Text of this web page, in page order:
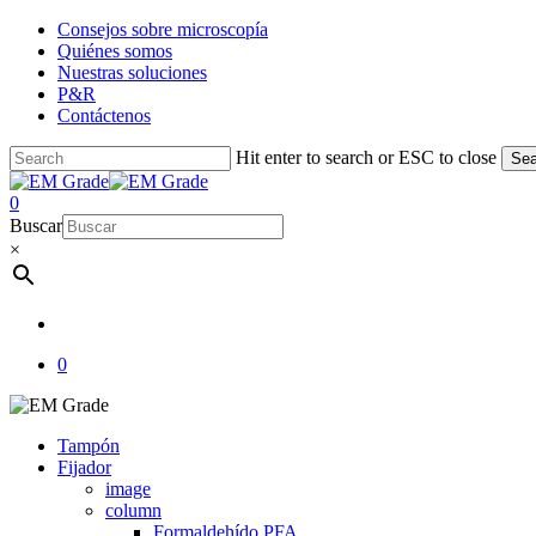
Skip
main
content
Consejos sobre microscopía
Quiénes somos
Nuestras soluciones
P&R
Contáctenos
Hit enter to search or ESC to close
Close
Search
account
0
Menu
Buscar
×
0
Tampón
Fijador
image
column
Formaldehído PFA